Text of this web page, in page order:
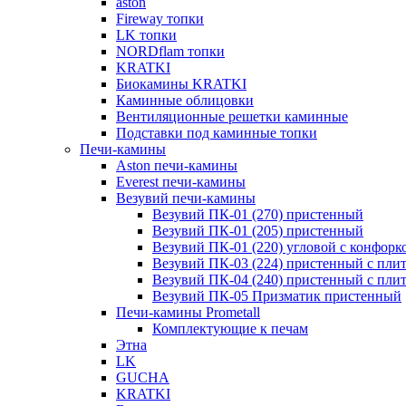
Fireway топки
LK топки
NORDflam топки
KRATKI
Биокамины KRATKI
Каминные облицовки
Вентиляционные решетки каминные
Подставки под каминные топки
Печи-камины
Aston печи-камины
Everest печи-камины
Везувий печи-камины
Везувий ПК-01 (270) пристенный
Везувий ПК-01 (205) пристенный
Везувий ПК-01 (220) угловой с
Везувий ПК-03 (224) пристенный с
Везувий ПК-04 (240) пристенный с
Везувий ПК-05 Призматик пристенный
Печи-камины Prometall
Комплектующие к печам
Этна
LK
GUCHA
KRATKI